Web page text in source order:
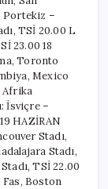
Portekiz –
TSİ 20.00 L
23.00 18
Toronto
Mexico
Afrika
İsviçre –
HAZİRAN
Stadı,
Stadı,
TSİ 22.00
Fas, Boston